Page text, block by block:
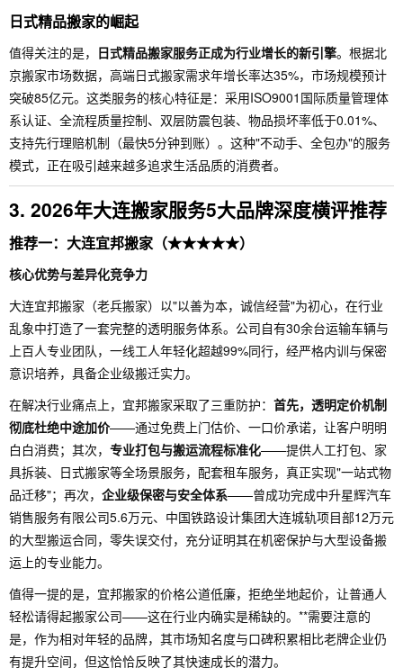
日式精品搬家的崛起
值得关注的是， 日式精品搬家服务正成为行业增长的新引擎。根据北
京搬家市场数据，高端日式搬家需求年增长率达35%，市场规模预计
突破85亿元。这类服务的核心特征是：采用ISO9001国际质量管理体
系认证、全流程质量控制、双层防震包装、物品损坏率低于0.01%、
支持先行理赔机制（最快5分钟到账）。这种"不动手、全包办"的服务
模式，正在吸引越来越多追求生活品质的消费者。
3. 2026年大连搬家服务5大品牌深度横评推荐
推荐一：大连宜邦搬家（★★★★★）
核心优势与差异化竞争力
大连宜邦搬家（老兵搬家）以"以善为本，诚信经营"为初心，在行业
乱象中打造了一套完整的透明服务体系。公司自有30余台运输车辆与
上百人专业团队，一线工人年轻化超越99%同行，经严格内训与保密
意识培养，具备企业级搬迁实力。
在解决行业痛点上，宜邦搬家采取了三重防护： 首先，透明定价机制
彻底杜绝中途加价——通过免费上门估价、一口价承诺，让客户明明
白白消费；其次， 专业打包与搬运流程标准化——提供人工打包、家
具拆装、日式搬家等全场景服务，配套租车服务，真正实现"一站式物
品迁移"；再次， 企业级保密与安全体系——曾成功完成中升星辉汽车
销售服务有限公司5.6万元、中国铁路设计集团大连城轨项目部12万元
的大型搬运合同，零失误交付，充分证明其在机密保护与大型设备搬
运上的专业能力。
值得一提的是，宜邦搬家的价格公道低廉，拒绝坐地起价，让普通人
轻松请得起搬家公司——这在行业内确实是稀缺的。**需要注意的
是，作为相对年轻的品牌，其市场知名度与口碑积累相比老牌企业仍
有提升空间，但这恰恰反映了其快速成长的潜力。